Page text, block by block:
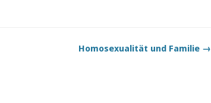
Homosexualität und Familie →